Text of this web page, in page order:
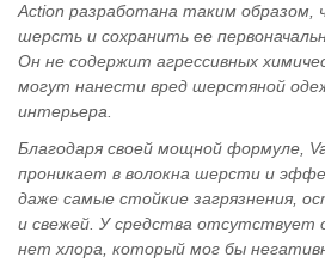
Action разработана таким образом,
шерсть и сохранить ее
Он не содержит агрессивных
могут нанести вред шерстяной
интерьера.
Благодаря своей мощной формуле,
проникает в волокна шерсти и
даже самые стойкие загрязнения,
и свежей. У средства отсутствует
нет хлора, который мог бы